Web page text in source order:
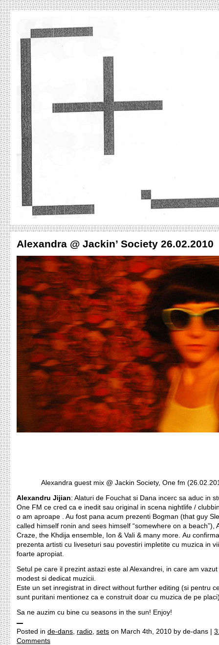
Alexandra @ Jackin’ Society 26.02.2010
Alexandra guest mix @ Jackin Society, One fm
Alexandru Jijian: Alaturi de Fouchat si Dana incerc sa aduc in
One FM ce cred ca e inedit sau original in scena nightlife /
o am aproape . Au fost pana acum prezenti Bogman (that guy
called himself ronin and sees himself “somewhere on a beach”),
Craze, the Khdija ensemble, Ion & Vali & many more. Au
prezenta artisti cu liveseturi sau povestiri impletite cu muzica in
foarte apropiat.
Setul pe care il prezint astazi este al Alexandrei, in care am
modest si dedicat muzicii.
Este un set inregistrat in direct without further editing (si pentru
sunt puritani mentionez ca e construit doar cu muzica de pe
Sa ne auzim cu bine cu seasons in the sun! Enjoy!
Posted in de-dans radio sets on March 4th, 2010 by de-dans |
Comments